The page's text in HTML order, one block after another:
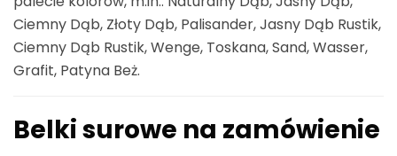
Ciemny Dąb, Złoty Dąb, Palisander, Jasny Dąb Rustik,
Ciemny Dąb Rustik, Wenge, Toskana, Sand, Wasser,
Grafit, Patyna Beż.
Belki surowe na zamówienie